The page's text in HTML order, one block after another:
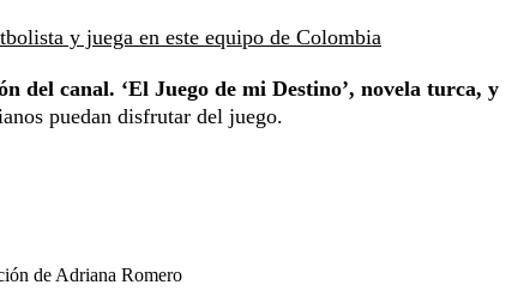
y juega en este equipo de Colombia
del canal. ‘El Juego de mi Destino’, novela turca, y
puedan disfrutar del juego.
de Adriana Romero